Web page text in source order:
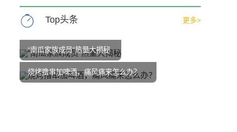
Top头条 更多>
“南瓜家族成员”热量大揭秘
烧烤撸串加啤酒，痛风痛来怎么办？